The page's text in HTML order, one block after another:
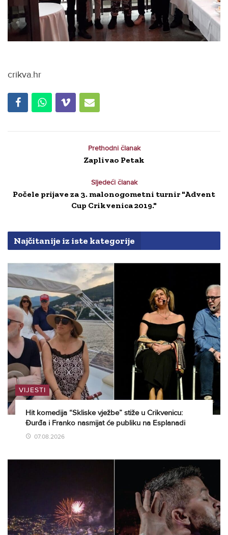
crikva.hr
Prethodni članak
Zaplivao Petak
Sljedeći članak
Počele prijave za 3. malonogometni turnir "Advent
Cup Crikvenica 2019."
Najčitanije iz iste kategorije
VIJESTI
Hit komedija “Skliske vježbe” stiže u Crikvenicu:
Đurđa i Franko nasmijat će publiku na Esplanadi
07.08.2026